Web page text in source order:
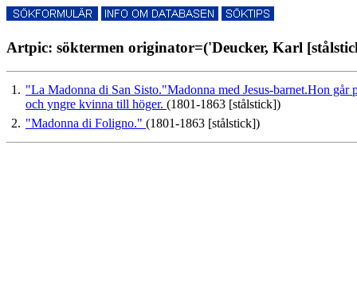
Artpic: söktermen originator=('Deucker, Karl
1. "La Madonna di San Sisto."Madonna med Jesus-barnet.Hon
och yngre kvinna till höger. (1801-1863 [stålstick])
2. "Madonna di Foligno." (1801-1863 [stålstick])